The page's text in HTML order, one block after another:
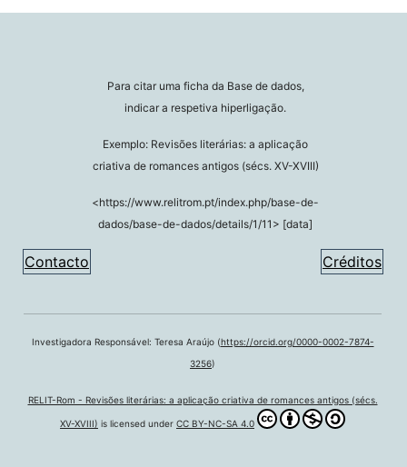
Para citar uma ficha da Base de dados,
indicar a respetiva hiperligação.
Exemplo: Revisões literárias: a aplicação
criativa de romances antigos (sécs. XV-XVIII)
<https://www.relitrom.pt/index.php/base-de-
dados/base-de-dados/details/1/11> [data]
Contacto Créditos
Investigadora Responsável: Teresa Araújo (https://orcid.org/0000-0002-7874-
3256)
RELIT-Rom - Revisões literárias: a aplicação criativa de romances antigos (sécs.
XV-XVIII) is licensed under CC BY-NC-SA 4.0